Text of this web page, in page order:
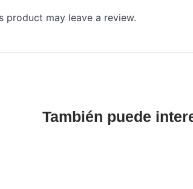
product may leave a review.
También puede